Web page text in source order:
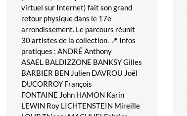
virtuel sur Internet) fait son grand
retour physique dans le 17e
arrondissement. Le parcours réunit
30 artistes de la collection. 📍 Infos
pratiques : ANDRÉ Anthony
ASAEL BALDIZZONE BANKSY Gilles
BARBIER BEN Julien DAVROU Joël
DUCORROY François
FONTAINE John HAMON Karin
LEWIN Roy LICHTENSTEIN Mireille